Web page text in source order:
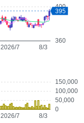
360
400
2026/7 8/3
395
0
50,000
100,000
150,000
2026/7 8/3